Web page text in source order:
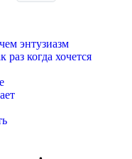
энтузиазм
когда хочется